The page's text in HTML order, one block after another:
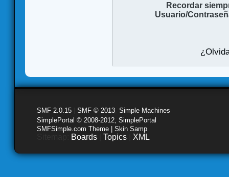
Recordar
Usuario/
SMF 2.0.15 SMF © 2013 Simple Machines
SimplePortal © 2008-2012, SimplePortal
SMFSimple.com Theme | Skin Samp
Boards Topics XML